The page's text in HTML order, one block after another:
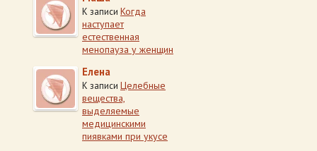
К записи Когда
наступает
естественная
менопауза у женщин
Елена
К записи Целебные
вещества,
выделяемые
медицинскими
пиявками при укусе